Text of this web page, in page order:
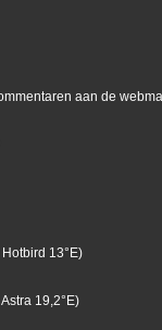
aan de
13°E)
19,2°E)